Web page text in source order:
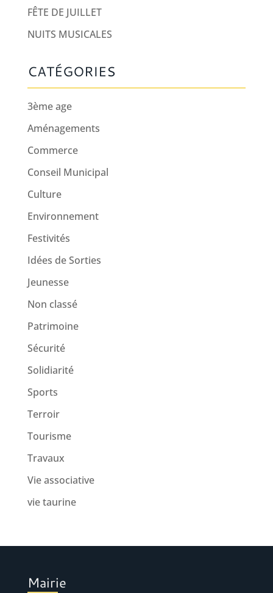
FÊTE DE JUILLET
NUITS MUSICALES
CATÉGORIES
3ème age
Aménagements
Commerce
Conseil Municipal
Culture
Environnement
Festivités
Idées de Sorties
Jeunesse
Non classé
Patrimoine
Sécurité
Solidiarité
Sports
Terroir
Tourisme
Travaux
Vie associative
vie taurine
Mairie